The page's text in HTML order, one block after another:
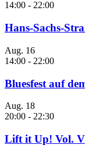
14:00 - 22:00
Hans-Sachs-
Aug. 16
14:00 - 22:00
Bluesfest auf
Aug. 18
20:00 - 22:30
Lift it Up! Vol.